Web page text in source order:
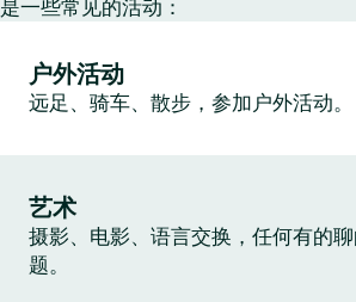
是一些常见的活动：
户外活动
远足、骑车、散步，参加户外活动。
艺术
摄影、电影、语言交换，任何有的
题。